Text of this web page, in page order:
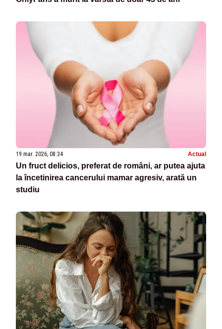
19 mar. 2026, 08:34 Actual
Un fruct delicios, preferat de români, ar putea ajuta
la încetinirea cancerului mamar agresiv, arată un
studiu